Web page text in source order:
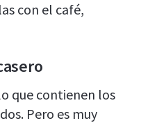
con el café,
que contienen los
Pero es muy